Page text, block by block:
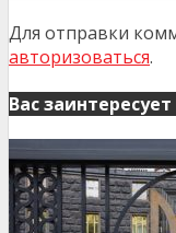
Для отправки
авторизоваться.
Вас заинтересует